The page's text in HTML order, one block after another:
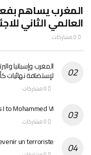
المغرب يساهم
العالمي الثاني
المغرب وإسبانيا
لإستضافة نهائيات كأس
to Mohammed VI
un terroriste..